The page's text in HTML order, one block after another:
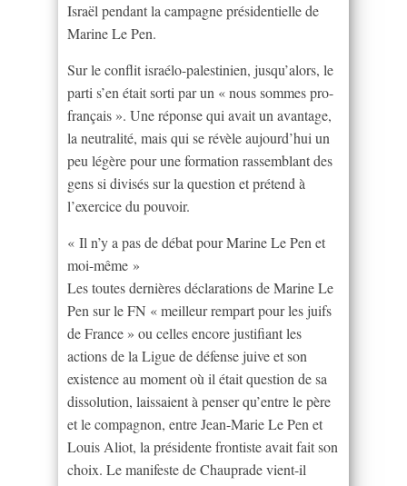
Israël pendant la campagne présidentielle de
Marine Le Pen.
Sur le conflit israélo-palestinien, jusqu’alors, le
parti s’en était sorti par un « nous sommes pro-
français ». Une réponse qui avait un avantage,
la neutralité, mais qui se révèle aujourd’hui un
peu légère pour une formation rassemblant des
gens si divisés sur la question et prétend à
l’exercice du pouvoir.
« Il n’y a pas de débat pour Marine Le Pen et
moi-même »
Les toutes dernières déclarations de Marine Le
Pen sur le FN « meilleur rempart pour les juifs
de France » ou celles encore justifiant les
actions de la Ligue de défense juive et son
existence au moment où il était question de sa
dissolution, laissaient à penser qu’entre le père
et le compagnon, entre Jean-Marie Le Pen et
Louis Aliot, la présidente frontiste avait fait son
choix. Le manifeste de Chauprade vient-il